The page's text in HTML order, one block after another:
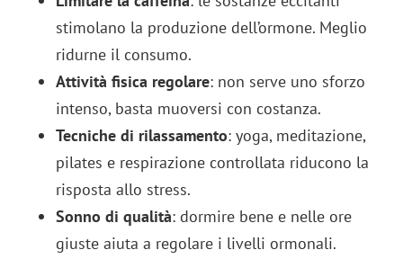
stimolano la produzione dell’ormone. Meglio
ridurne il consumo.
Attività fisica regolare: non serve uno sforzo
intenso, basta muoversi con costanza.
Tecniche di rilassamento: yoga, meditazione,
pilates e respirazione controllata riducono la
risposta allo stress.
Sonno di qualità: dormire bene e nelle ore
giuste aiuta a regolare i livelli ormonali.